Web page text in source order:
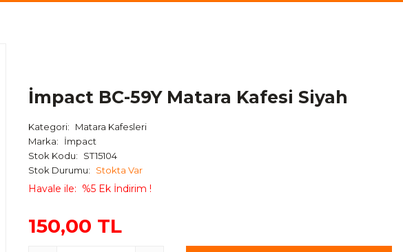
İmpact BC-59Y Matara Kafesi Siyah
Kategori
Matara Kafesleri
Marka
İmpact
Stok Kodu
ST15104
Stok Durumu
Stokta Var
Havale ile %5 Ek İndirim !
150,00 TL